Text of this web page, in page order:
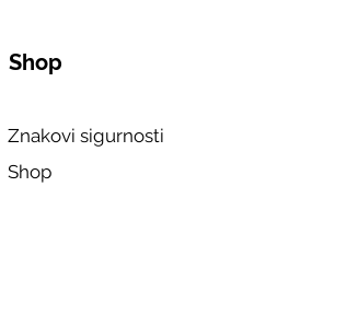
Shop
Znakovi sigurnosti
Shop